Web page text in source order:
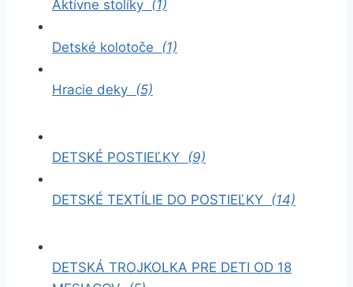
Aktívne stolíky (1)
Detské kolotoče (1)
Hracie deky (5)
DETSKÉ POSTIEĽKY (9)
DETSKÉ TEXTÍLIE DO POSTIEĽKY (14)
DETSKÁ TROJKOLKA PRE DETI OD 18